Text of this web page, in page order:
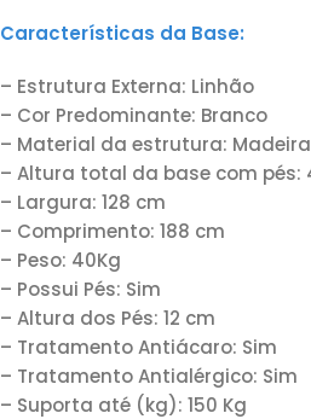
Características da Base:
– Estrutura Externa: Linhão
– Cor Predominante: Branco
– Material da estrutura: Madeira
– Altura total da base com pés:
– Largura: 128 cm
– Comprimento: 188 cm
– Peso: 40Kg
– Possui Pés: Sim
– Altura dos Pés: 12 cm
– Tratamento Antiácaro: Sim
– Tratamento Antialérgico: Sim
– Suporta até (kg): 150 Kg